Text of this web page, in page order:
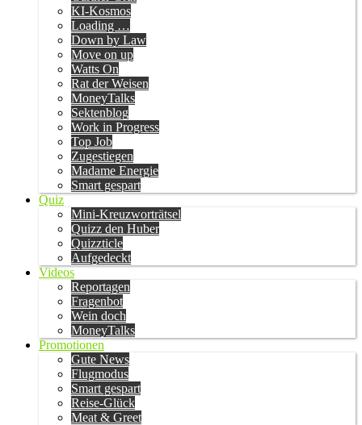
KI-Kosmos
Loading …
Down by Law
Move on up
Watts On
Rat der Weisen
MoneyTalks
Sektenblog
Work in Progress
Top Job
Zugestiegen
Madame Energie
Smart gespart
Quiz
Mini-Kreuzworträtsel
Quizz den Huber
Quizzticle
Aufgedeckt
Videos
Reportagen
Fragenbot
Wein doch
MoneyTalks
Promotionen
Gute News
Flugmodus
Smart gespart
Reise-Glück
Meat & Greet